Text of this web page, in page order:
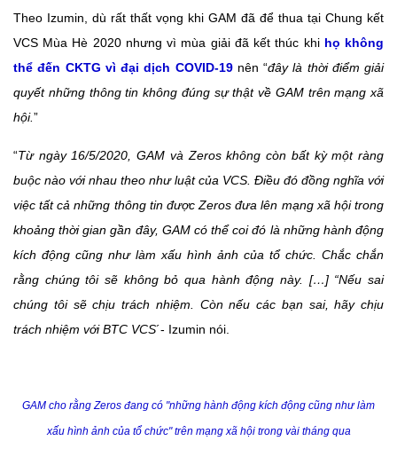
Theo Izumin, dù rất thất vọng khi GAM đã để thua tại Chung kết
VCS Mùa Hè 2020 nhưng vì mùa giải đã kết thúc khi họ không
thể đến CKTG vì đại dịch COVID-19nên “đây là thời điểm giải
quyết những thông tin không đúng sự thật về GAM trên mạng xã
hội.”
“Từ ngày 16/5/2020, GAM và Zeros không còn bất kỳ một ràng
buộc nào với nhau theo như luật của VCS. Điều đó đồng nghĩa với
việc tất cả những thông tin được Zeros đưa lên mạng xã hội trong
khoảng thời gian gần đây, GAM có thể coi đó là những hành động
kích động cũng như làm xấu hình ảnh của tổ chức. Chắc chắn
rằng chúng tôi sẽ không bỏ qua hành động này. […] “Nếu sai
chúng tôi sẽ chịu trách nhiệm. Còn nếu các bạn sai, hãy chịu
trách nhiệm với BTC VCS´- Izumin nói.
GAM cho rằng Zeros đang có "những hành động kích động cũng như làm
xấu hình ảnh của tổ chức" trên mạng xã hội trong vài tháng qua